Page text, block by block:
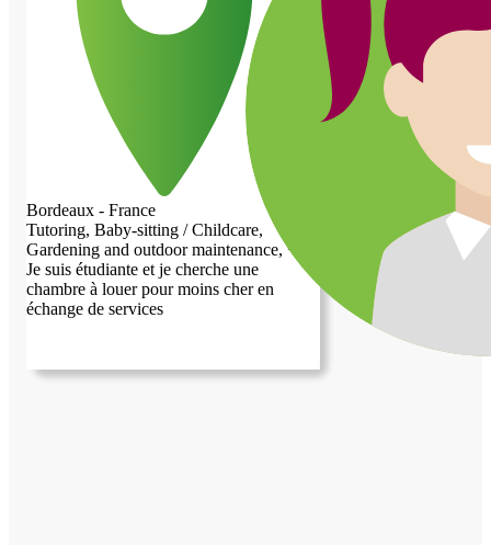
plus souvent en semaine et de ce fait je
peux être plus présent uniquement les
weekend ou en fin d'après midi à la sortie
de mon travail.Je cherche un espace que
cela soit une chambre un bureau ou pièce
de vie non partagée où je pourrais installer
des affaires pour peindre un chevalet assez
imposant et quelques œuvres. j'ai déjà
mon appartement sur Bordeaux vers les
boulevards mais je n'ai plus assez d'espace
pour travailler. Je souhaite occuper votre
espace les weekends voir quelques jours
en semaine pour y travailler, je n'ai par
contre aucune intention d'y dormir. Je
m'engage à réaliser quelques tâches ou
services en retour dont vous auriez besoin
dans votre quotidien et si je ne peux faute
discussion pour un éventuelle paiement
Bordeaux - France
Tutoring, Baby-sitting / Childcare,
Gardening and outdoor maintenance, +2...
Je suis étudiante et je cherche une
chambre à louer pour moins cher en
échange de services